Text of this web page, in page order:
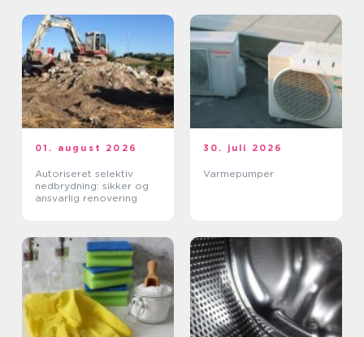
01. august 2026
Autoriseret selektiv
nedbrydning: sikker og
ansvarlig renovering
30. juli 2026
Varmepumper